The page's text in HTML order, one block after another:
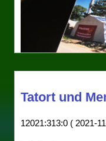
Tatort und
12021:313:0 ( 2021-